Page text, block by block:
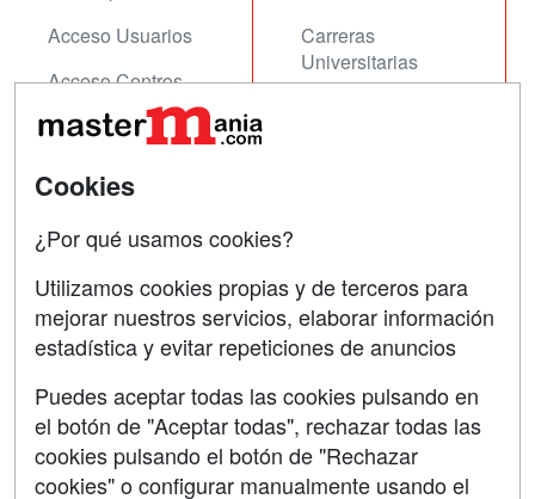
Acceso Usuarios
Acceso Centros
Carreras
Universitarias
Contactar
Copyleft
Grupo formazion:
Cookies
¿Por qué usamos cookies?
Utilizamos cookies propias y de terceros para
mejorar nuestros servicios, elaborar información
estadística y evitar repeticiones de anuncios
Puedes aceptar todas las cookies pulsando en
el botón de "Aceptar todas", rechazar todas las
cookies pulsando el botón de "Rechazar
cookies" o configurar manualmente usando el